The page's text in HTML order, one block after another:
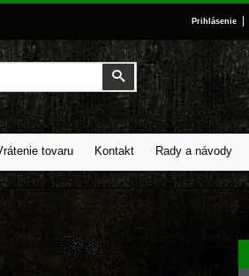
Prihlásenie
Vyhľadať
tovaru Kontakt Rady a návody